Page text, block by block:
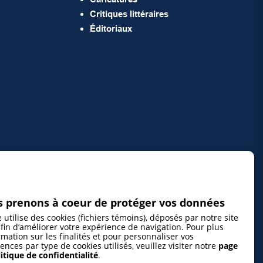
Critiques littéraires
Éditoriaux
prenons à coeur de protéger vos données
utilise des cookies (fichiers témoins), déposés par notre site
d’améliorer votre expérience de navigation. Pour plus
sur les finalités et pour personnaliser vos
par type de cookies utilisés, veuillez visiter notre page
de confidentialité.